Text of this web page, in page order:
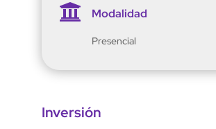
 Modalidad
Presencial
Inversión